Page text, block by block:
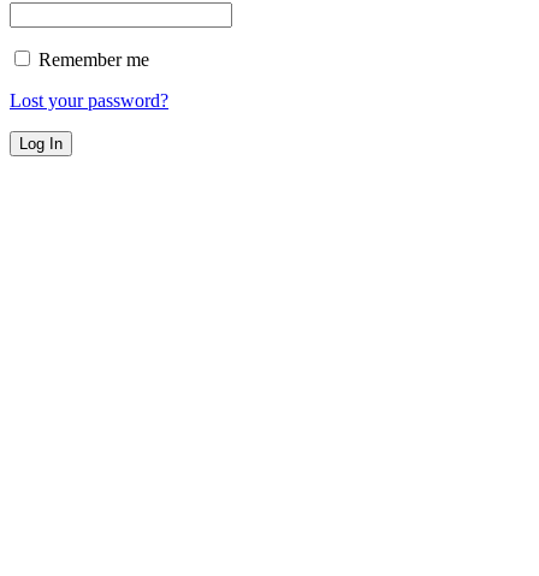
Remember me
Lost your password?